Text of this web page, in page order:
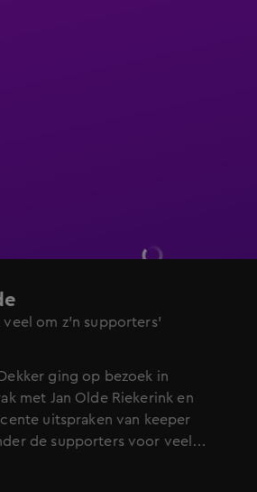
veel om z'n supporters'
ging op bezoek in
met Jan Olde Riekerink en
uitspraken van keeper
de supporters voor veel